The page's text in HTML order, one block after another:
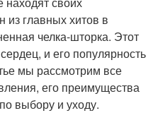
из главных хитов в
челка-шторка. Этот
и его популярность
мы рассмотрим все
его преимущества
выбору и уходу.